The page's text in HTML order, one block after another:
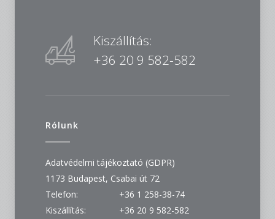
Kiszállítás:
+36 20 9 582-582
Rólunk
Adatvédelmi tájékoztató (GDPR)
1173 Budapest, Csabai út 72
Telefon:
+36 1 258-38-74
Kiszállítás:
+36 20 9 582-582